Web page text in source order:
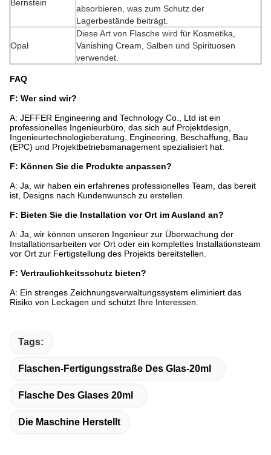
Bernstein
absorbieren, was zum Schutz der
Lagerbestände beiträgt.
Opal
Diese Art von Flasche wird für Kosmetika,
Vanishing Cream, Salben und Spirituosen
verwendet.
FAQ
F: Wer sind wir?
A: JEFFER Engineering and Technology Co., Ltd ist ein
professionelles Ingenieurbüro, das sich auf Projektdesign,
Ingenieurtechnologieberatung, Engineering, Beschaffung, Bau
(EPC) und Projektbetriebsmanagement spezialisiert hat.
F: Können Sie die Produkte anpassen?
A: Ja, wir haben ein erfahrenes professionelles Team, das bereit
ist, Designs nach Kundenwunsch zu erstellen.
F: Bieten Sie die Installation vor Ort im Ausland an?
A: Ja, wir können unseren Ingenieur zur Überwachung der
Installationsarbeiten vor Ort oder ein komplettes Installationsteam
vor Ort zur Fertigstellung des Projekts bereitstellen.
F: Vertraulichkeitsschutz bieten?
A: Ein strenges Zeichnungsverwaltungssystem eliminiert das
Risiko von Leckagen und schützt Ihre Interessen.
Tags:
Flaschen-Fertigungsstraße Des Glas-20ml
Flasche Des Glases 20ml
Die Maschine Herstellt